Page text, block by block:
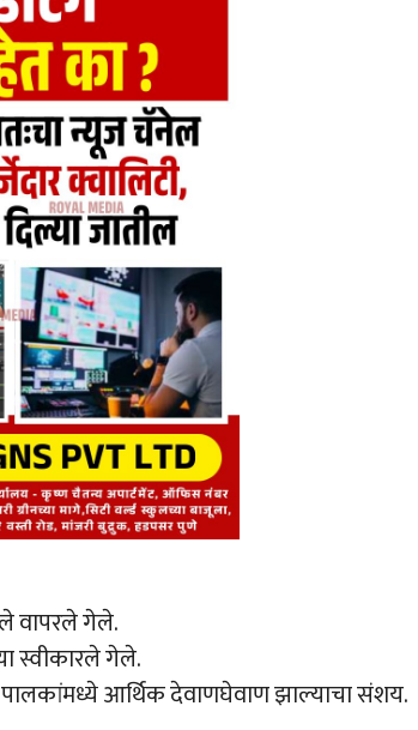
वापरले गेले.
स्वीकारले गेले.
पालकांमध्ये आर्थिक देवाणघेवाण झाल्याचा संशय.